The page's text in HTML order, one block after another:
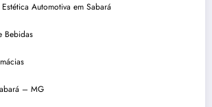
Automotiva em Sabará
Bebidas
– MG